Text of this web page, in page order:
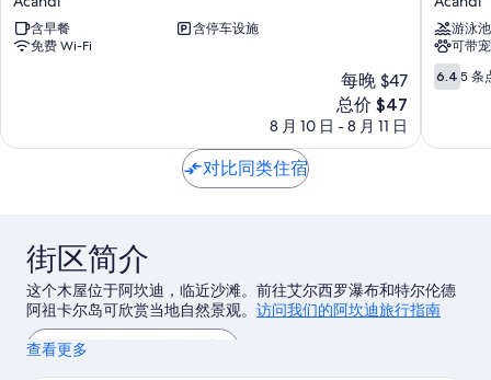
馆
Acandi
含早餐
含停车设施
免费 Wi-Fi
每晚 $47
新
价
总价 $47
8 月 10 日 - 8 月 11 日
尔
库
纳
旅
馆
游泳池
可带
6.4
分，
10，
6.4 5 条
对比同类住宿
街区简介
这个木屋位于阿坎迪，临近沙滩。前往艾尔西罗瀑布和特尔伦德
阿祖卡尔岛可欣赏当地自然景观。 访问我们的阿坎迪旅行指南
查看阿坎迪的更多出租木屋
查看更多